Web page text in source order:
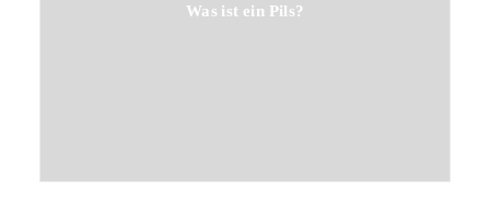
Was ist ein Pils?